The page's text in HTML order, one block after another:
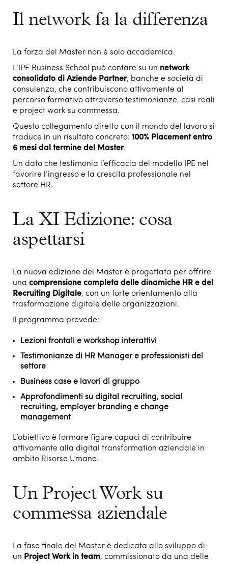
Il network fa la differenza
La forza del Master non è solo accademica.
L’IPE Business School può contare su un network
consolidato di Aziende Partner, banche e società di
consulenza, che contribuiscono attivamente al
percorso formativo attraverso testimonianze, casi reali
e project work su commessa.
Questo collegamento diretto con il mondo del lavoro si
traduce in un risultato concreto: 100% Placement entro
6 mesi dal termine del Master.
Un dato che testimonia l’efficacia del modello IPE nel
favorire l’ingresso e la crescita professionale nel
settore HR.
La XI Edizione: cosa
aspettarsi
La nuova edizione del Master è progettata per offrire
una comprensione completa delle dinamiche HR e del
Recruiting Digitale, con un forte orientamento alla
trasformazione digitale delle organizzazioni.
Il programma prevede:
Lezioni frontali e workshop interattivi
Testimonianze di HR Manager e professionisti del
settore
Business case e lavori di gruppo
Approfondimenti su digital recruiting, social
recruiting, employer branding e change
management
L’obiettivo è formare figure capaci di contribuire
attivamente alla digital transformation aziendale in
ambito Risorse Umane.
Un Project Work su
commessa aziendale
La fase finale del Master è dedicata allo sviluppo di
un Project Work in team, commissionato da una delle